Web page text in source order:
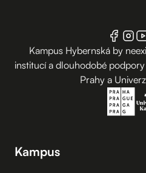
Kampus Hybernská by
institucí a dlouhodobé
Prahy a
Kampus